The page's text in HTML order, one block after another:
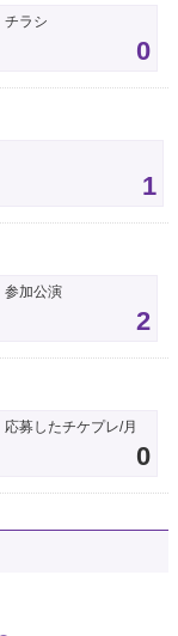
チラシ
0
1
参加公演
2
応募したチケプレ/月
0